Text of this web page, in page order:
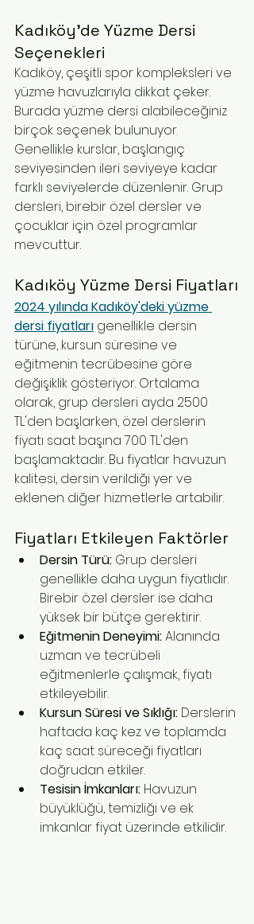
Kadıköy'de Yüzme Dersi
Seçenekleri
Kadıköy, çeşitli spor kompleksleri ve
yüzme havuzlarıyla dikkat çeker.
Burada yüzme dersi alabileceğiniz
birçok seçenek bulunuyor.
Genellikle kurslar, başlangıç
seviyesinden ileri seviyeye kadar
farklı seviyelerde düzenlenir. Grup
dersleri, birebir özel dersler ve
çocuklar için özel programlar
mevcuttur.
Kadıköy Yüzme Dersi Fiyatları
2024 yılında Kadıköy'deki yüzme
dersi fiyatları genellikle dersin
türüne, kursun süresine ve
eğitmenin tecrübesine göre
değişiklik gösteriyor. Ortalama
olarak, grup dersleri ayda 2500
TL'den başlarken, özel derslerin
fiyatı saat başına 700 TL'den
başlamaktadır. Bu fiyatlar havuzun
kalitesi, dersin verildiği yer ve
eklenen diğer hizmetlerle artabilir.
Fiyatları Etkileyen Faktörler
Dersin Türü: Grup dersleri
genellikle daha uygun fiyatlıdır.
Birebir özel dersler ise daha
yüksek bir bütçe gerektirir.
Eğitmenin Deneyimi: Alanında
uzman ve tecrübeli
eğitmenlerle çalışmak, fiyatı
etkileyebilir.
Kursun Süresi ve Sıklığı: Derslerin
haftada kaç kez ve toplamda
kaç saat süreceği fiyatları
doğrudan etkiler.
Tesisin İmkanları: Havuzun
büyüklüğü, temizliği ve ek
imkanlar fiyat üzerinde etkilidir.